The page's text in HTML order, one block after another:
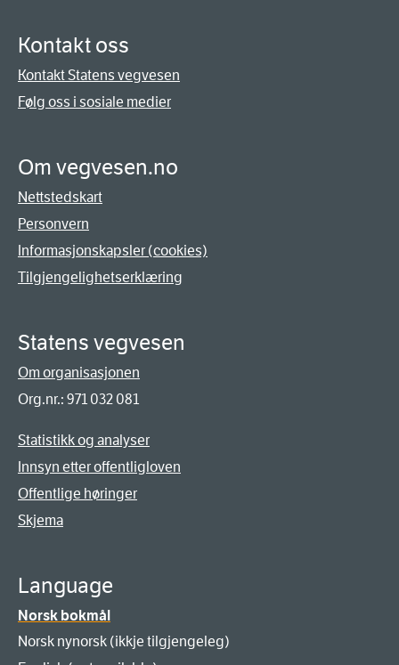
Kontakt oss
Kontakt Statens vegvesen
Følg oss i sosiale medier
Om vegvesen.no
Nettstedskart
Personvern
Informasjonskapsler (cookies)
Tilgjengelighetserklæring
Statens vegvesen
Om organisasjonen
Org.nr.: 971 032 081
Statistikk og analyser
Innsyn etter offentligloven
Offentlige høringer
Skjema
Language
Norsk bokmål
Norsk nynorsk (ikkje tilgjengeleg)